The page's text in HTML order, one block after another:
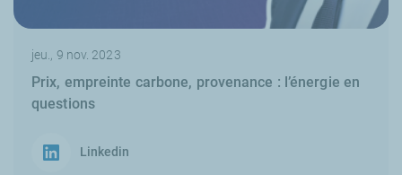
jeu., 9 nov. 2023
Prix, empreinte carbone, provenance : l’énergie en
questions
Linkedin